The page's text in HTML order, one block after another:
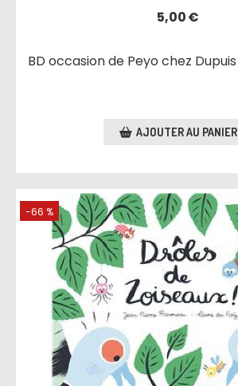
5,00€
BD occasion de Peyo chez Dupuis
AJOUTER AU PANIER
-66 %